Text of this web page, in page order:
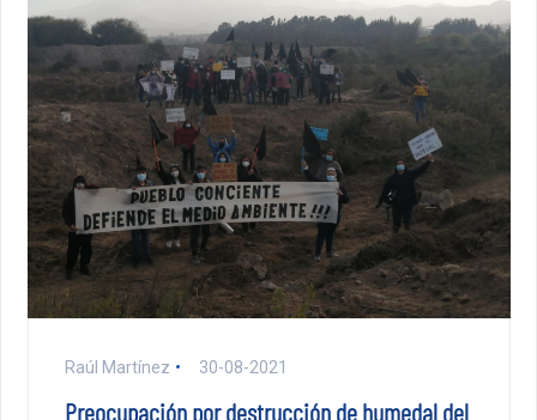
Raúl Martínez 30-08-2021
Preocupación por destrucción de humedal del